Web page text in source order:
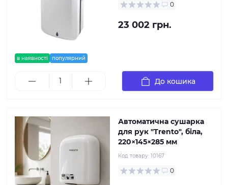
в наявності популярний
0
23 002 грн.
До кошика
Автоматична сушарка
для рук "Trento", біла,
220×145×285 мм
Код товару: 10167
0